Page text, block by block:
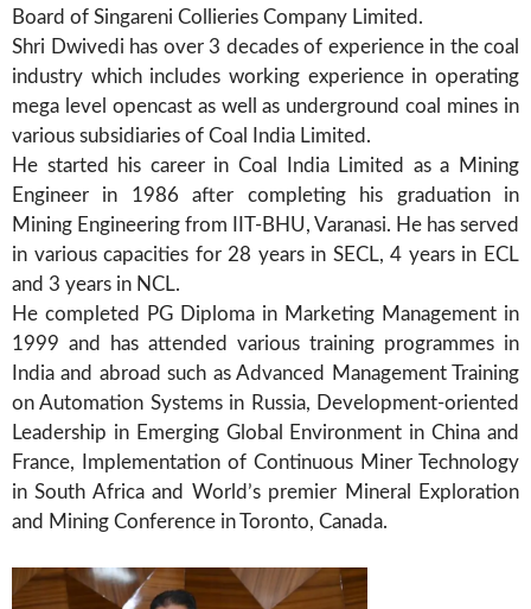
Board of Singareni Collieries Company Limited.
Shri Dwivedi has over 3 decades of experience in the coal
industry which includes working experience in operating
mega level opencast as well as underground coal mines in
various subsidiaries of Coal India Limited.
He started his career in Coal India Limited as a Mining
Engineer in 1986 after completing his graduation in
Mining Engineering from IIT-BHU, Varanasi. He has served
in various capacities for 28 years in SECL, 4 years in ECL
and 3 years in NCL.
He completed PG Diploma in Marketing Management in
1999 and has attended various training programmes in
India and abroad such as Advanced Management Training
on Automation Systems in Russia, Development-oriented
Leadership in Emerging Global Environment in China and
France, Implementation of Continuous Miner Technology
in South Africa and World’s premier Mineral Exploration
and Mining Conference in Toronto, Canada.